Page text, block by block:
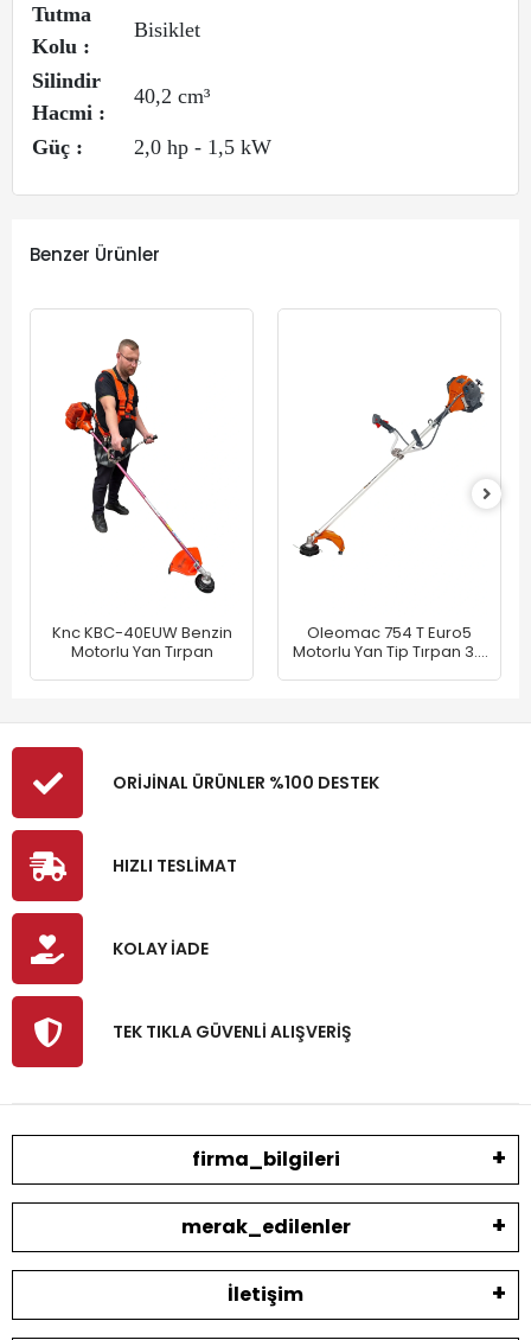
Tutma
Kolu :
Bisiklet
Silindir
Hacmi :
40,2 cm³
Güç : 2,0 hp - 1,5 kW
Benzer Ürünler
Knc KBC-40EUW Benzin
Motorlu Yan Tırpan
Oleomac 754 T Euro5
Motorlu Yan Tip Tırpan 3.3
ORİJİNAL ÜRÜNLER %100 DESTEK
HIZLI TESLİMAT
KOLAY İADE
TEK TIKLA GÜVENLİ ALIŞVERİŞ
firma_bilgileri
merak_edilenler
İletişim